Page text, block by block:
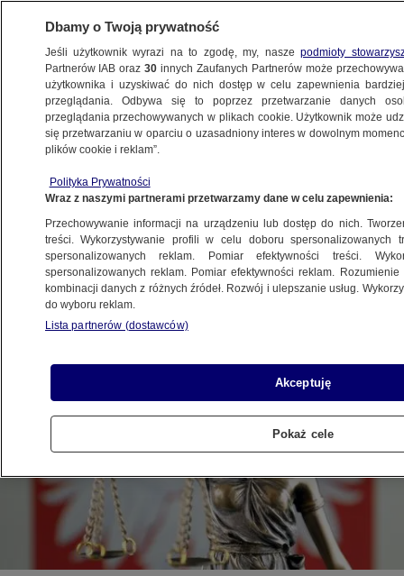
KONKRET24
POLSKA
"neo". Jak długo jeszcze?
Piotr Jaźwiński
16.11.2023, 13:44
Udostępnij
Dbamy o Twoją prywatność
Jeśli użytkownik wyrazi na to zgodę, my, naszepodmioty
Partnerów IAB oraz30 innych Zaufanych Partnerów może
użytkownika i uzyskiwać do nich dostęp w celu zapewnienia
przeglądania. Odbywa się to poprzez przetwarzanie danych
przeglądania przechowywanych w plikach cookie. Użytkownik może
się przetwarzaniu w oparciu o uzasadniony interes w dowolnym
plików cookie i reklam”.
Polityka Prywatności
Wraz z naszymi partnerami przetwarzamy dane w celu zapewnienia:
Przechowywanie informacji na urządzeniu lub dostęp do nich.
treści. Wykorzystywanie profili w celu doboru spersonalizowanych
spersonalizowanych reklam. Pomiar efektywności treści.
spersonalizowanych reklam. Pomiar efektywności reklam.
kombinacji danych z różnych źródeł. Rozwój i ulepszanie usług.
do wyboru reklam.
Lista partnerów (dostawców)
Akceptuję
Pokaż cele